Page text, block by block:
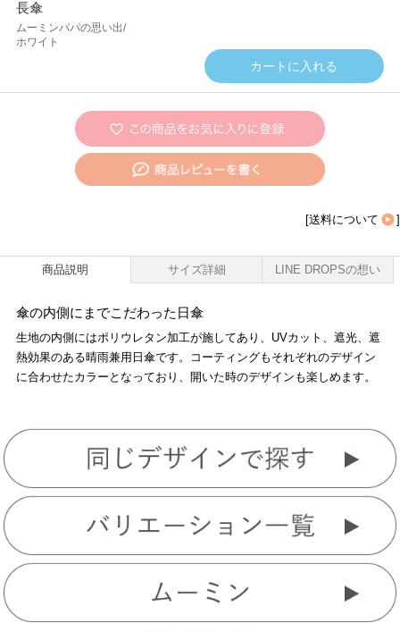
長傘
ムーミンパパの思い出/
ホワイト
[送料について ]
商品説明 サイズ詳細 LINE DROPSの想い
傘の内側にまでこだわった日傘
生地の内側にはポリウレタン加工が施してあり、UVカット、遮光、遮
熱効果のある晴雨兼用日傘です。コーティングもそれぞれのデザイン
に合わせたカラーとなっており、開いた時のデザインも楽しめます。